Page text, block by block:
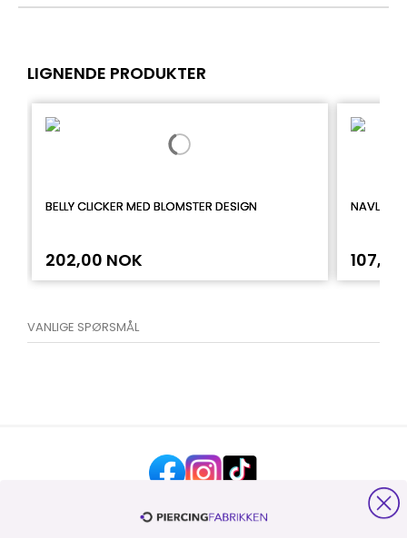
LIGNENDE PRODUKTER
BELLY CLICKER MED BLOMSTER DESIGN
202,00 NOK 107,00
VANLIGE SPØRSMÅL